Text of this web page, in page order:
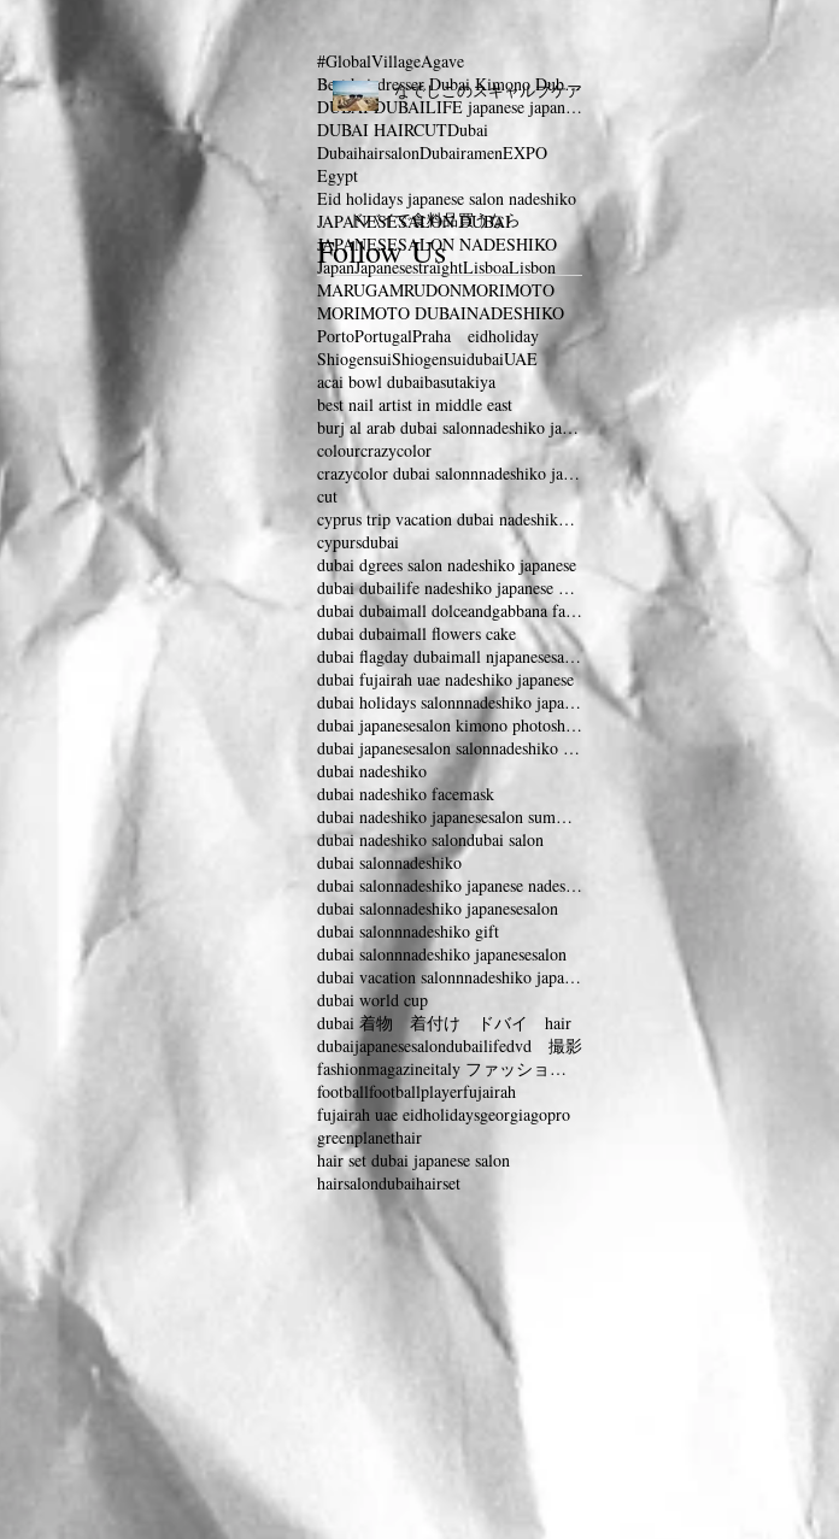
Follow Us
#GlobalVillageAgave
Best hairdresser Dubai Kimono Dubai 着物 ドバイ
DUBAI DUBAILIFE japanese japanesesalon dubaifram
DUBAI HAIRCUTDubai
DubaihairsalonDubairamenEXPO
Egypt
Eid holidays japanese salon nadeshiko
JAPANESESALON DUBAI
JAPANESESALON NADESHIKO
JapanJapanesestraightLisboaLisbon
MARUGAMRUDONMORIMOTO
MORIMOTO DUBAINADESHIKO
PortoPortugalPraha eidholiday
ShiogensuiShiogensuidubaiUAE
acai bowl dubaibasutakiya
best nail artist in middle east
burj al arab dubai salonnadeshiko japanese
colourcrazycolor
crazycolor dubai salonnnadeshiko japanese salon
cut
cyprus trip vacation dubai nadeshiko japanese
cypursdubai
dubai dgrees salon nadeshiko japanese
dubai dubailife nadeshiko japanese dubai eye
dubai dubaimall dolceandgabbana fashionshow
dubai dubaimall flowers cake
dubai flagday dubaimall njapanesesalon nadeshiko
dubai fujairah uae nadeshiko japanese
dubai holidays salonnnadeshiko japanesesalon
dubai japanesesalon kimono photoshooting
dubai japanesesalon salonnadeshiko vacation
dubai nadeshiko
dubai nadeshiko facemask
dubai nadeshiko japanesesalon summervacation
dubai nadeshiko salondubai salon
dubai salonnadeshiko
dubai salonnadeshiko japanese nadeshiko
dubai salonnadeshiko japanesesalon
dubai salonnnadeshiko gift
dubai salonnnadeshiko japanesesalon
dubai vacation salonnnadeshiko japanesesalon
dubai world cup
dubai 着物 着付け ドバイ hair
dubaijapanesesalondubailifedvd 撮影
fashionmagazineitaly ファッションマガジンイタリー
footballfootballplayerfujairah
fujairah uae eidholidaysgeorgiagopro
greenplanethair
hair set dubai japanese salon
hairsalondubaihairset
なでしこのスキャルプケア
ドバイで食料品買うなら